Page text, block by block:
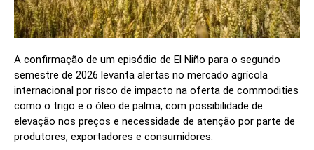
A confirmação de um episódio de El Niño para o segundo
semestre de 2026 levanta alertas no mercado agrícola
internacional por risco de impacto na oferta de commodities
como o trigo e o óleo de palma, com possibilidade de
elevação nos preços e necessidade de atenção por parte de
produtores, exportadores e consumidores.